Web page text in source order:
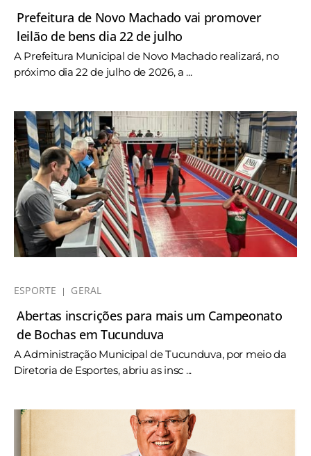
Prefeitura de Novo Machado vai promover
leilão de bens dia 22 de julho
A Prefeitura Municipal de Novo Machado realizará, no
próximo dia 22 de julho de 2026, a ...
ESPORTE GERAL
Abertas inscrições para mais um Campeonato
de Bochas em Tucunduva
A Administração Municipal de Tucunduva, por meio da
Diretoria de Esportes, abriu as insc ...